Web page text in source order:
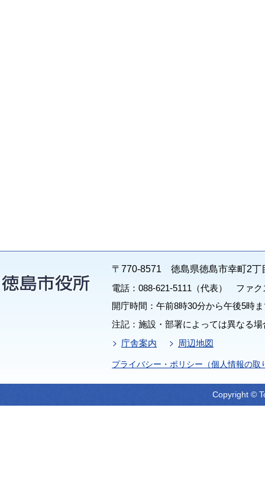
〒770-8571 徳島県徳島市幸町2丁
電話：088-621-5111（代表） ファク
開庁時間：午前8時30分から午後5時
注記：施設・部署によっては異なる
庁舎案内
周辺地図
プライバシー・ポリシー（個人情報の取
Copyright ©